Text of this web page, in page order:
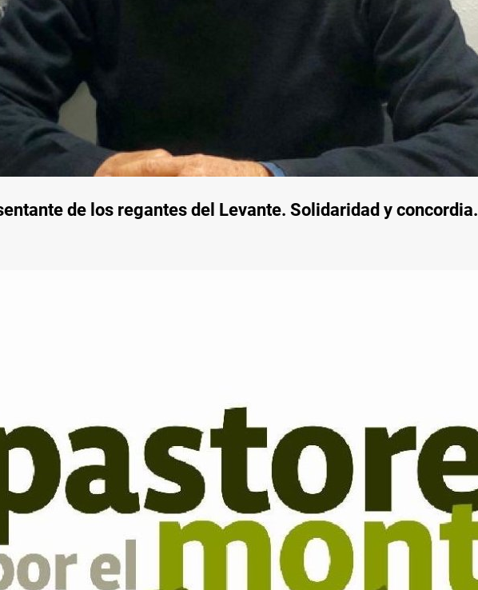
de los regantes del Levante. Solidaridad y concordia.